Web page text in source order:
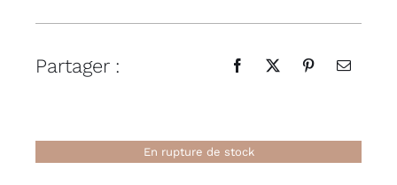
En rupture de stock
Partager :